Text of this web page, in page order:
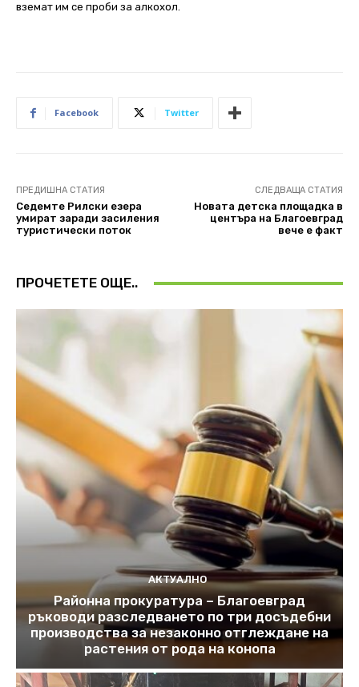
вземат им се проби за алкохол.
Facebook Twitter
ПРЕДИШНА СТАТИЯ
Седемте Рилски езера
умират заради засиления
туристически поток
СЛЕДВАЩА СТАТИЯ
Новата детска площадка в
центъра на Благоевград
вече е факт
ПРОЧЕТЕТЕ ОЩЕ..
АКТУАЛНО
Районна прокуратура – Благоевград
ръководи разследването по три досъдебни
производства за незаконно отглеждане на
растения от рода на конопа